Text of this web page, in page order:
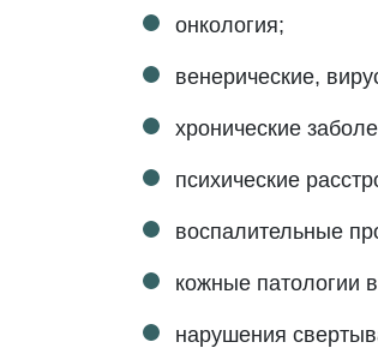
онкология;
венерические,
хронические
психические
воспалительные
кожные патологии
нарушения